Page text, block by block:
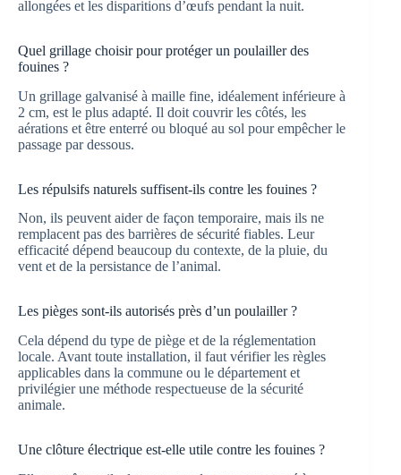
allongées et les disparitions d’œufs pendant la nuit.
Quel grillage choisir pour protéger un poulailler des
fouines ?
Un grillage galvanisé à maille fine, idéalement inférieure à
2 cm, est le plus adapté. Il doit couvrir les côtés, les
aérations et être enterré ou bloqué au sol pour empêcher le
passage par dessous.
Les répulsifs naturels suffisent-ils contre les fouines ?
Non, ils peuvent aider de façon temporaire, mais ils ne
remplacent pas des barrières de sécurité fiables. Leur
efficacité dépend beaucoup du contexte, de la pluie, du
vent et de la persistance de l’animal.
Les pièges sont-ils autorisés près d’un poulailler ?
Cela dépend du type de piège et de la réglementation
locale. Avant toute installation, il faut vérifier les règles
applicables dans la commune ou le département et
privilégier une méthode respectueuse de la sécurité
animale.
Une clôture électrique est-elle utile contre les fouines ?